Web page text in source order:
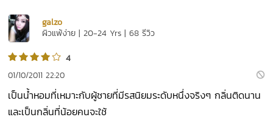
galzo
ผิวแพ้ง่าย | 20-24 Yrs | 68 รีวิว
4
01/10/2011 22:20
เป็นน้ำหอมที่เหมาะกับผู้ชายที่มีรสนิยมระดับหนึ่งจริงๆ กลิ่นติดนาน
และเป็นกลิ่นที่น้อยคนจะใช้